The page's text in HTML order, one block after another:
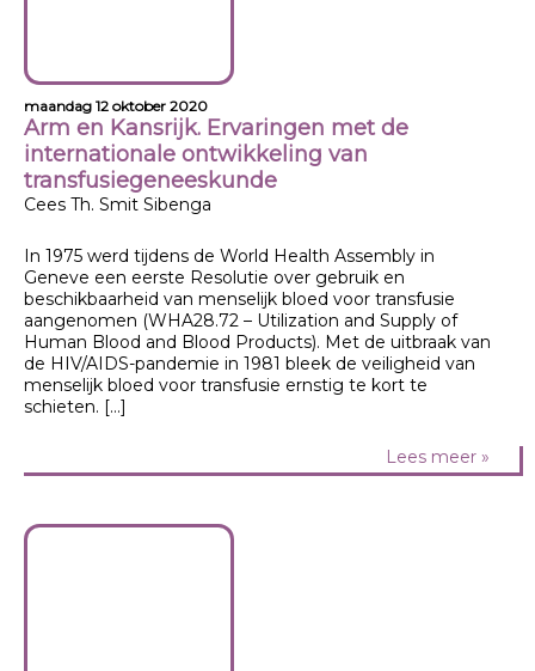
maandag 12 oktober 2020
Arm en Kansrijk. Ervaringen met de
internationale ontwikkeling van
transfusiegeneeskunde
Cees Th. Smit Sibenga
In 1975 werd tijdens de World Health Assembly in
Geneve een eerste Resolutie over gebruik en
beschikbaarheid van menselijk bloed voor transfusie
aangenomen (WHA28.72 – Utilization and Supply of
Human Blood and Blood Products). Met de uitbraak van
de HIV/AIDS-pandemie in 1981 bleek de veiligheid van
menselijk bloed voor transfusie ernstig te kort te
schieten. […]
Lees meer »